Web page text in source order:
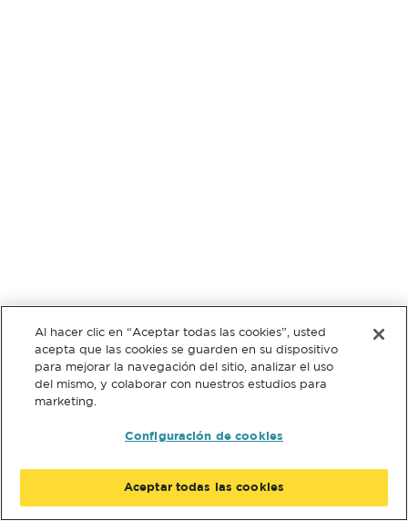
Al hacer clic en “Aceptar todas las cookies”, usted
acepta que las cookies se guarden en su dispositivo
para mejorar la navegación del sitio, analizar el uso
del mismo, y colaborar con nuestros estudios para
marketing.
Configuración de cookies
Aceptar todas las cookies